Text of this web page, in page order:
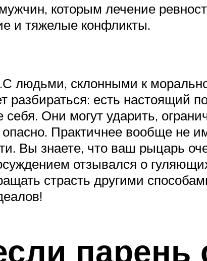
которым лечение
и тяжелые конфликты.
людьми, склонными к
разбираться: есть настоящий
Они могут ударить,
опасно. Практичнее вообще не
Вы знаете, что ваш рыцарь
отзывался о
страсть другими